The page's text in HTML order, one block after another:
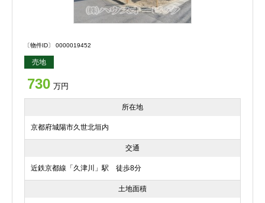
〔物件ID〕 0000019452
売地
730 万円
所在地
京都府城陽市久世北垣内
交通
近鉄京都線「久津川」駅 徒歩8分
土地面積